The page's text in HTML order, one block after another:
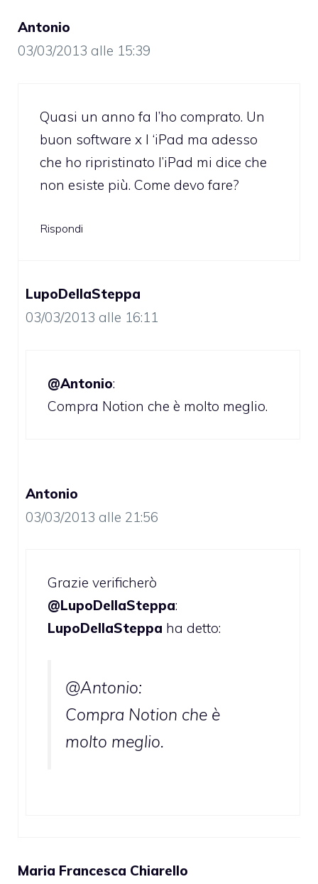
Antonio
03/03/2013 alle 15:39
Quasi un anno fa l’ho comprato. Un
buon software x l ‘iPad ma adesso
che ho ripristinato l’iPad mi dice che
non esiste più. Come devo fare?
Rispondi
LupoDellaSteppa
03/03/2013 alle 16:11
@Antonio:
Compra Notion che è molto meglio.
Antonio
03/03/2013 alle 21:56
Grazie verificherò
@LupoDellaSteppa:
LupoDellaSteppa ha detto:
@Antonio:
Compra Notion che è
molto meglio.
Maria Francesca Chiarello